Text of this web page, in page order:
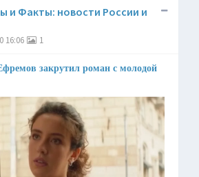
и Факты: новости России и
16:06 1
закрутил роман с молодой